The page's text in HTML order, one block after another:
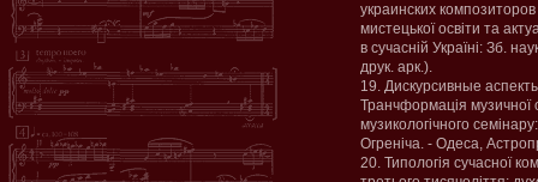
украинских
мистецької освіти та
в сучасній Україні: Зб.
друк. арк.).
19. Дискурсивные
Транчформація музичної
музикологічного
Огреніча. - Одеса,
20. Типологія сучасної